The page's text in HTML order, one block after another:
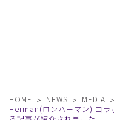
HOME NEWS MEDIA
Herman(ロンハーマン) コラ